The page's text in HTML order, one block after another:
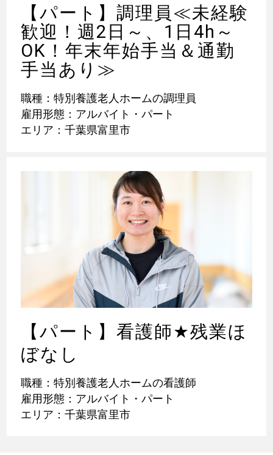
【パート】調理員≪未経験
歓迎！週2日～、1日4h～
OK！年末年始手当＆通勤
手当あり≫
職種：特別養護老人ホームの調理員
雇用形態：アルバイト・パート
エリア：千葉県富里市
【パート】看護師★残業ほ
ぼなし
職種：特別養護老人ホームの看護師
雇用形態：アルバイト・パート
エリア：千葉県富里市